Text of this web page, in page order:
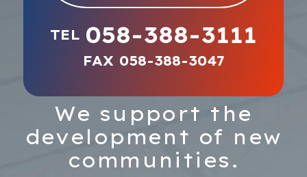
TEL 058-388-3111
FAX 058-388-3047
We support the
development of new
communities.